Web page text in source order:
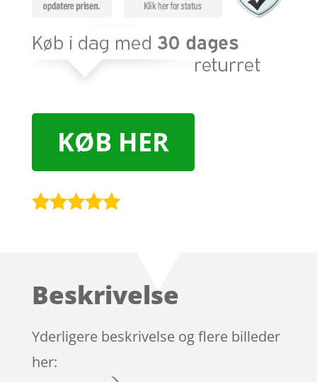
KØB HER
kundebedøm
Beskrivelse
Yderligere beskrivelse og flere billeder
her: